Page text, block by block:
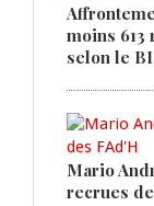
moins 613
selon le
Mario
recrues